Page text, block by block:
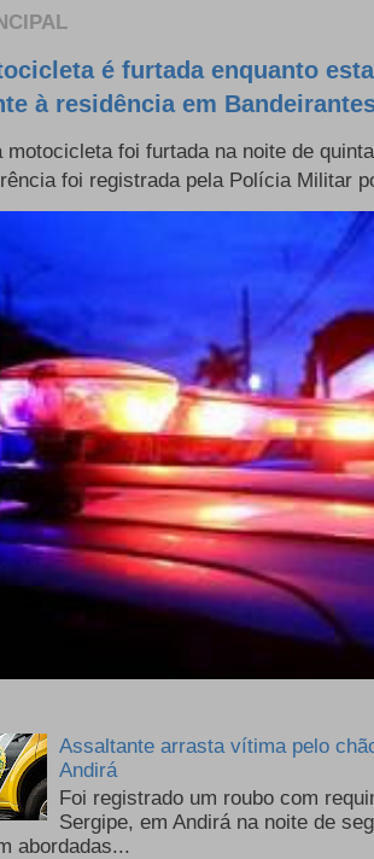
é furtada enquanto
à residência em
motocicleta foi furtada na noite de
foi registrada pela Polícia Militar
Assaltante arrasta vítima pelo
Andirá
Foi registrado um roubo com
Sergipe, em Andirá na noite de
abordadas...